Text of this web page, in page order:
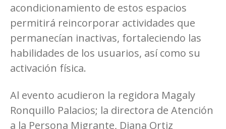
acondicionamiento de estos espacios
permitirá reincorporar actividades que
permanecían inactivas, fortaleciendo las
habilidades de los usuarios, así como su
activación física.
Al evento acudieron la regidora Magaly
Ronquillo Palacios; la directora de Atención
a la Persona Migrante, Diana Ortiz